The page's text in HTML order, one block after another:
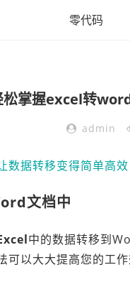
零代码
松掌握excel转
admin
文档中
中的数据转移到
可以大大提高您的工